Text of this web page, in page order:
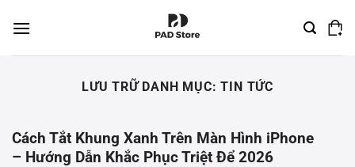
đến
LƯU TRỮ DANH MỤC:TIN TỨC
Cách Tắt Khung Xanh Trên Màn Hình iPhone
– Hướng Dẫn Khắc Phục Triệt Để 2026